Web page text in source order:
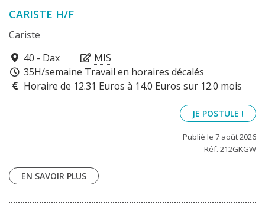
CARISTE H/F
Cariste
40100
40 - Dax
MIS
35H/semaine Travail en horaires décalés
Horaire de 12.31 Euros à 14.0 Euros sur 12.0 mois
JE POSTULE !
Publié le 7 août 2026
Réf. 212GKGW
EN SAVOIR PLUS